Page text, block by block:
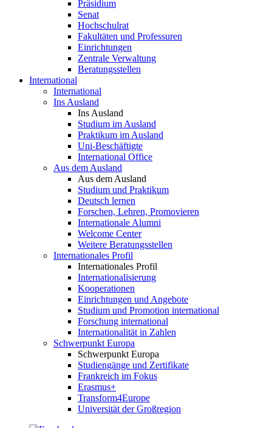
Präsidium
Senat
Hochschulrat
Fakultäten und Professuren
Einrichtungen
Zentrale Verwaltung
Beratungsstellen
International
International
Ins Ausland
Ins Ausland
Studium im Ausland
Praktikum im Ausland
Uni-Beschäftigte
International Office
Aus dem Ausland
Aus dem Ausland
Studium und Praktikum
Deutsch lernen
Forschen, Lehren, Promovieren
Internationale Alumni
Welcome Center
Weitere Beratungsstellen
Internationales Profil
Internationales Profil
Internationalisierung
Kooperationen
Einrichtungen und Angebote
Studium und Promotion international
Forschung international
Internationalität in Zahlen
Schwerpunkt Europa
Schwerpunkt Europa
Studiengänge und Zertifikate
Frankreich im Fokus
Erasmus+
Transform4Europe
Universität der Großregion